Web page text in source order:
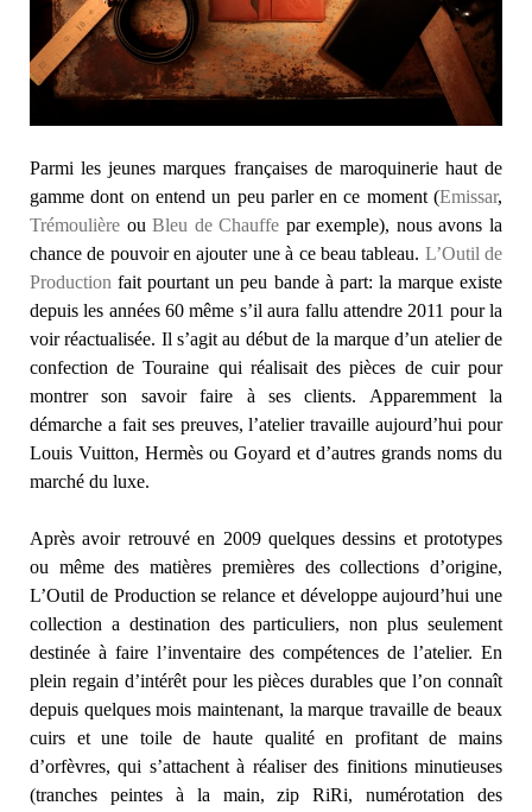
Parmi les jeunes marques françaises de maroquinerie haut de
gamme dont on entend un peu parler en ce moment (Emissar,
Trémoulière ouBleu de Chauffe par exemple), nous avons la
chance de pouvoir en ajouter une à ce beau tableau. L’Outil de
Production fait pourtant un peu bande à part: la marque existe
depuis les années 60 même s’il aura fallu attendre 2011 pour la
voir réactualisée. Il s’agit au début de la marque d’un atelier de
confection de Touraine qui réalisait des pièces de cuir pour
montrer son savoir faire à ses clients. Apparemment la
démarche a fait ses preuves, l’atelier travaille aujourd’hui pour
Louis Vuitton, Hermès ou Goyard et d’autres grands noms du
marché du luxe.
Après avoir retrouvé en 2009 quelques dessins et prototypes
ou même des matières premières des collections d’origine,
L’Outil de Production se relance et développe aujourd’hui une
collection a destination des particuliers, non plus seulement
destinée à faire l’inventaire des compétences de l’atelier. En
plein regain d’intérêt pour les pièces durables que l’on connaît
depuis quelques mois maintenant, la marque travaille de beaux
cuirs et une toile de haute qualité en profitant de mains
d’orfèvres, qui s’attachent à réaliser des finitions minutieuses
(tranches peintes à la main, zip RiRi, numérotation des